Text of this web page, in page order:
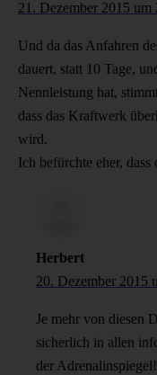
21. Dezember 2015
Und da das Anfahren
dauert, statt 10 Tage,
Nennleistung hat,
dass das Kraftwerk
wird.
Ich befürchte eher,
Herbert
20. Dezember 2015
Je mehr von diesen
sicherlich in allen
der